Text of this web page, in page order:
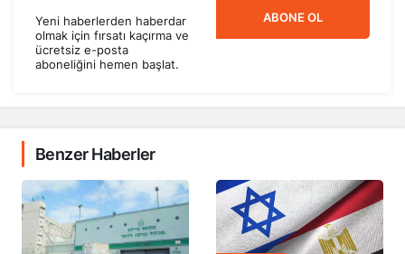
Yeni haberlerden haberdar
olmak için fırsatı kaçırma ve
ücretsiz e-posta
aboneliğini hemen başlat.
ABONE OL
Benzer Haberler